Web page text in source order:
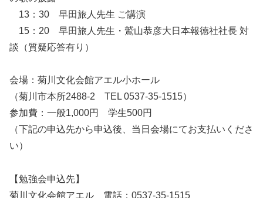
13：30 早田旅人先生 ご講演
15：20 早田旅人先生・鷲山恭彦大日本報徳社社長 対
談（質疑応答有り）
会場：菊川文化会館アエル小ホール
（菊川市本所2488-2 TEL 0537-35-1515）
参加費：一般1,000円 学生500円
（下記の申込先から申込後、当日会場にてお支払いくださ
い）
【勉強会申込先】
菊川文化会館アエル 電話：0537-35-1515